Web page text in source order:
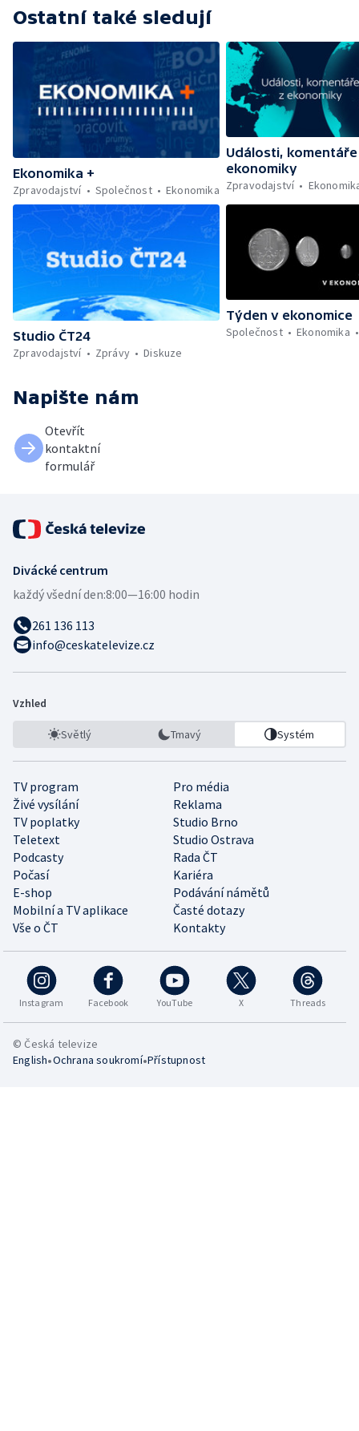
Ostatní také sledují
Ekonomika +
Zpravodajství
Společnost Ekonomika
Události, komentáře
ekonomiky
Zpravodajství
Studio ČT24
Zpravodajství
Zprávy Diskuze
Týden v ekonomice
Společnost
Ekonomika
Napište nám
Otevřít
kontaktní
formulář
Divácké centrum
každý všední den:8:00—16:00 hodin
261 136 113
info@ceskatelevize.cz
Vzhled
Světlý Tmavý Systém
TV program
Pro média
Živé vysílání
Reklama
TV poplatky
Studio Brno
Teletext
Studio Ostrava
Podcasty
Rada ČT
Počasí
Kariéra
E-shop
Podávání námětů
Mobilní a TV aplikace
Časté dotazy
Vše o ČT
Kontakty
Instagram Facebook YouTube X Threads
© Česká televize
English•Ochrana soukromí•Přístupnost